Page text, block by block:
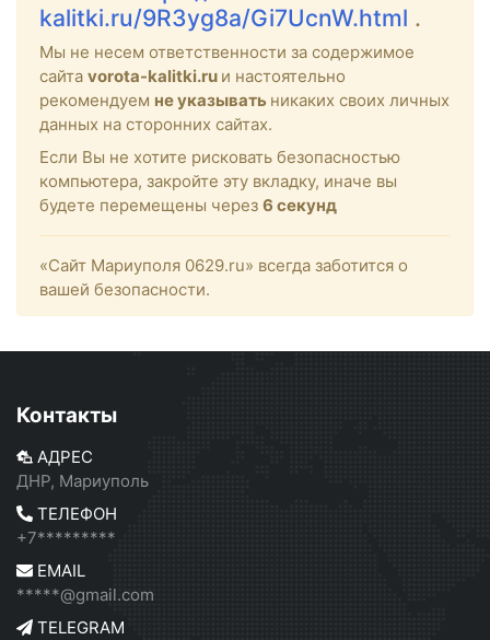
kalitki.ru/9R3yg8a/Gi7UcnW.html .
Мы не несем ответственности за содержимое
сайта vorota-kalitki.ru и настоятельно
рекомендуем не указывать никаких своих личных
данных на сторонних сайтах.
Если Вы не хотите рисковать безопасностью
компьютера, закройте эту вкладку, иначе вы
будете перемещены через 6 секунд
«Сайт Мариуполя 0629.ru» всегда заботится о
вашей безопасности.
Контакты
АДРЕС
ДНР, Мариуполь
ТЕЛЕФОН
+7*********
EMAIL
*****@gmail.com
TELEGRAM